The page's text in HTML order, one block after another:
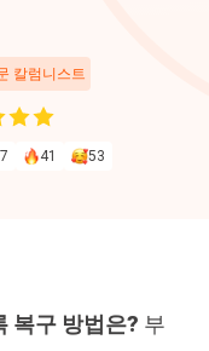
칼럼니스트
41 53
복구 방법은? 부